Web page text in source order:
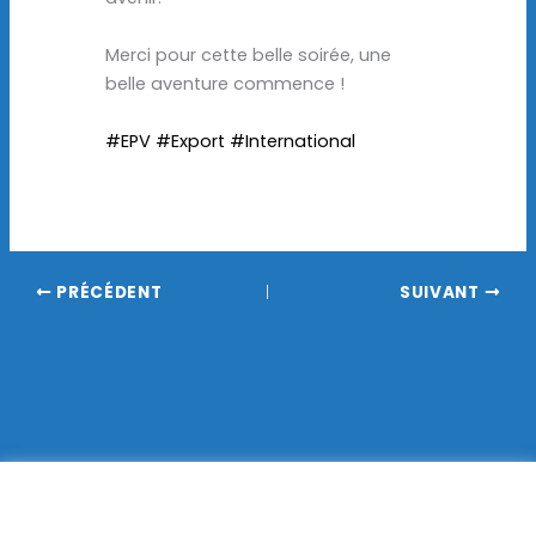
Merci pour cette belle soirée, une
belle aventure commence !
#EPV #Export #International
PRÉCÉDENT SUIVANT